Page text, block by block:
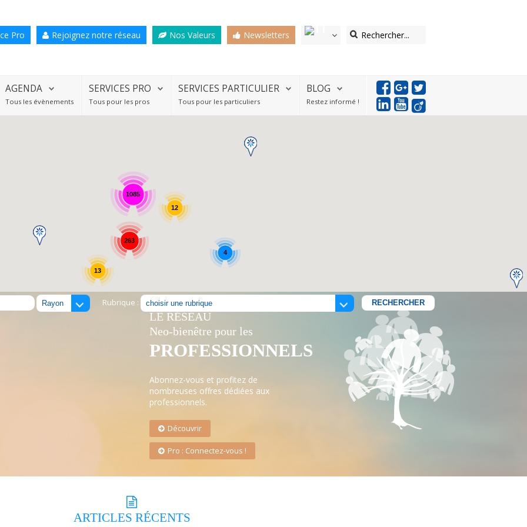
Pro Rejoignez notre réseau Nos Valeurs Newsletters
AGENDA
Tous les évènements
SERVICES PRO
Tous pour les pros
SERVICES PARTICULIER
Tous pour les particuliers
BLOG
Restez informé !
1085
13
263
4
12
Rubrique :
LE RÉSEAU
Neo-bienêtre pour les
PROFESSIONNELS
Abonnez-vous et profitez de
nombreuses offres dédiées aux
professionnels.
Découvrir
Pro : Connectez-vous !
ARTICLES RÉCENTS